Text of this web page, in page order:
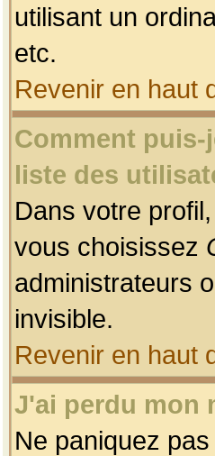
utilisant un
etc.
Revenir en haut
Comment
liste des
Dans votre
vous choisissez
administrateurs
invisible.
Revenir en haut
J'ai perdu mon
Ne paniquez